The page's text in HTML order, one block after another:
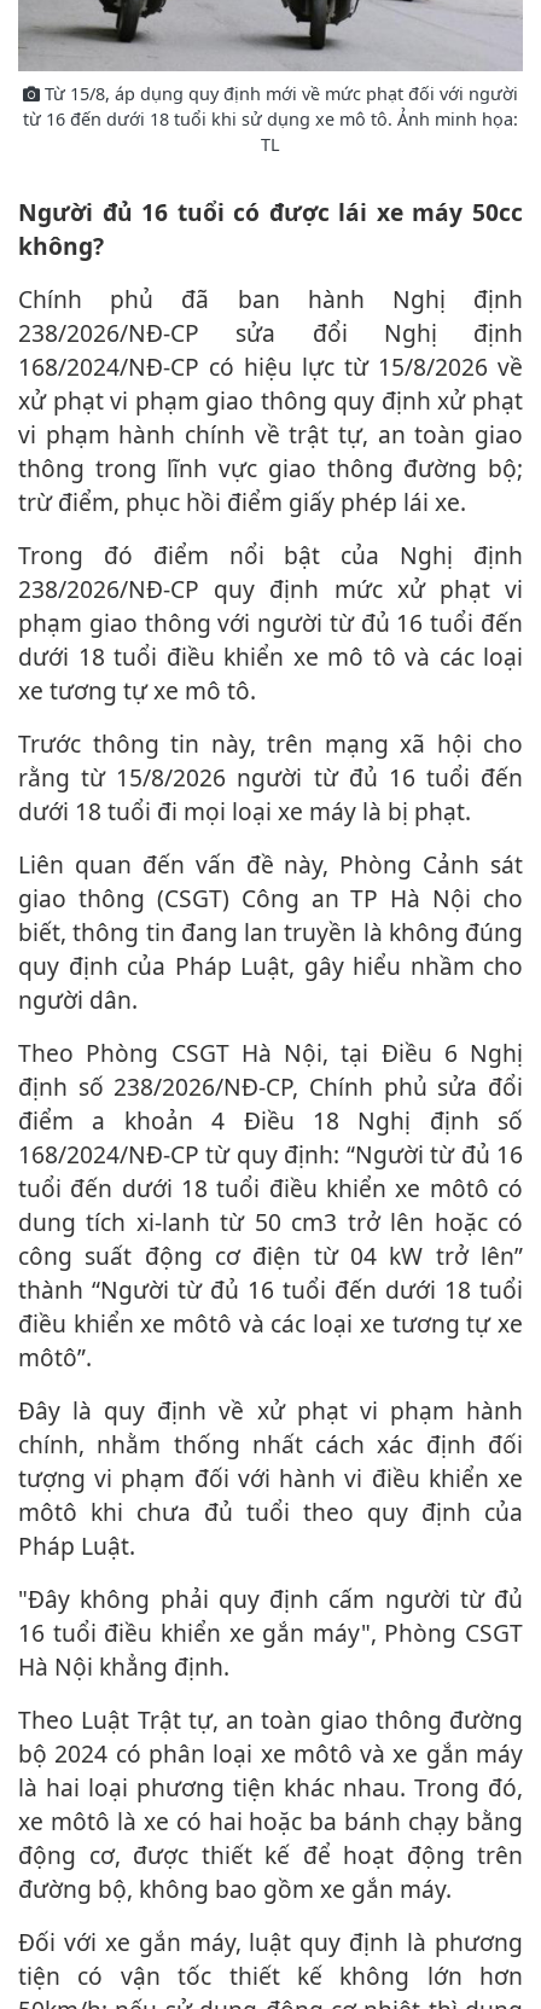
Từ 15/8, áp dụng quy định mới về mức phạt đối với người
từ 16 đến dưới 1‌8 tuổ‌i khi sử dụng xe mô tô. Ảnh minh họa:
TL
Người đủ 16 tuổi có được lái xe máy 50cc
không?
Chính phủ đã ban hành Nghị định
238/2026/NĐ-CP sửa đổi Nghị định
168/2024/NĐ-CP có hiệu lực từ 15/8/2026 về
xử phạt vi phạm giao thông quy định xử phạt
vi phạm hành chính về trật tự, an toàn giao
thông trong lĩnh vực giao thông đường bộ;
trừ điểm, phục hồi điểm giấy phép lái xe.
Trong đó điểm nổi bật của Nghị định
238/2026/NĐ-CP quy định mức xử phạt vi
phạm giao thông với người từ đủ 16 tuổi đến
dưới 1‌8 tuổ‌i điều khiển xe mô tô và các loại
xe tương tự xe mô tô.
Trước thông tin này, trên mạng xã hội cho
rằng từ 15/8/2026 người từ đủ 16 tuổi đến
dưới 1‌8 tuổ‌i đi mọi loại xe máy là bị phạt.
Liên quan đến vấn đề này, Phòng Cảnh sát
giao thông (CSGT) Công an TP Hà Nội cho
biết, thông tin đang lan truyền là không đúng
quy định của Pháp Luật, gây hiểu nhầm cho
người dân.
Theo Phòng CSGT Hà Nội, tại Điều 6 Nghị
định số 238/2026/NĐ-CP, Chính phủ sửa đổi
điểm a khoản 4 Điều 18 Nghị định số
168/2024/NĐ-CP từ quy định: “Người từ đủ 16
tuổi đến dưới 1‌8 tuổ‌i điều khiển xe môtô có
dung tích xi-lanh từ 50 cm3 trở lên hoặc có
công suất động cơ điện từ 04 kW trở lên”
thành “Người từ đủ 16 tuổi đến dưới 1‌8 tuổ‌i
điều khiển xe môtô và các loại xe tương tự xe
môtô”.
Đây là quy định về xử phạt vi phạm hành
chính, nhằm thống nhất cách xác định đối
tượng vi phạm đối với hành vi điều khiển xe
môtô khi chưa đủ tuổi theo quy định của
Pháp Luật.
"Đây không phải quy định cấm người từ đủ
16 tuổi điều khiển xe gắn máy", Phòng CSGT
Hà Nội khẳng định.
Theo Luật Trật tự, an toàn giao thông đường
bộ 2024 có phân loại xe môtô và xe gắn máy
là hai loại phương tiện khác nhau. Trong đó,
xe môtô là xe có hai hoặc ba bánh chạy bằng
động cơ, được thiết kế để hoạt động trên
đường bộ, không bao gồm xe gắn máy.
Đối với xe gắn máy, luật quy định là phương
tiện có vận tốc thiết kế không lớn hơn